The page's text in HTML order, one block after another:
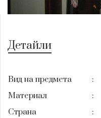
Детайли
Вид на предмета :
Материал
:
Страна
: